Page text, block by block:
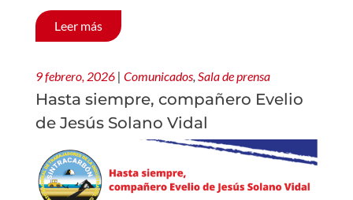
Leer más
9 febrero, 2026 | Comunicados Sala de prensa
Hasta siempre, compañero Evelio
de Jesús Solano Vidal